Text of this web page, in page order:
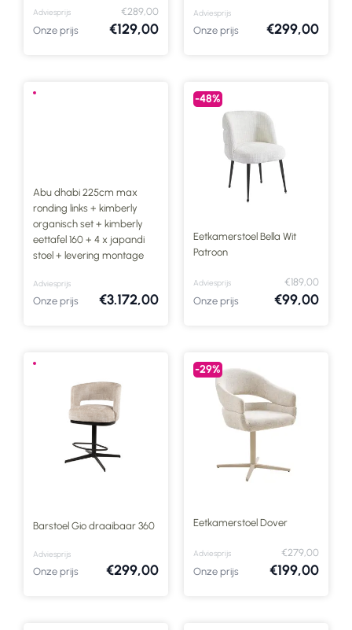
Adviesprijs
€289,00
Onze prijs
€129,00
Adviesprijs
Onze prijs €299,00
Abu dhabi 225cm max
ronding links + kimberly
organisch set + kimberly
eettafel 160 + 4 x japandi
stoel + levering montage
Adviesprijs
Onze prijs €3.172,00
-48%
Eetkamerstoel Bella Wit
Patroon
Adviesprijs
€189,00
Onze prijs
€99,00
Barstoel Gio draaibaar 360
Adviesprijs
Onze prijs €299,00
-29%
Eetkamerstoel Dover
Adviesprijs
€279,00
Onze prijs
€199,00